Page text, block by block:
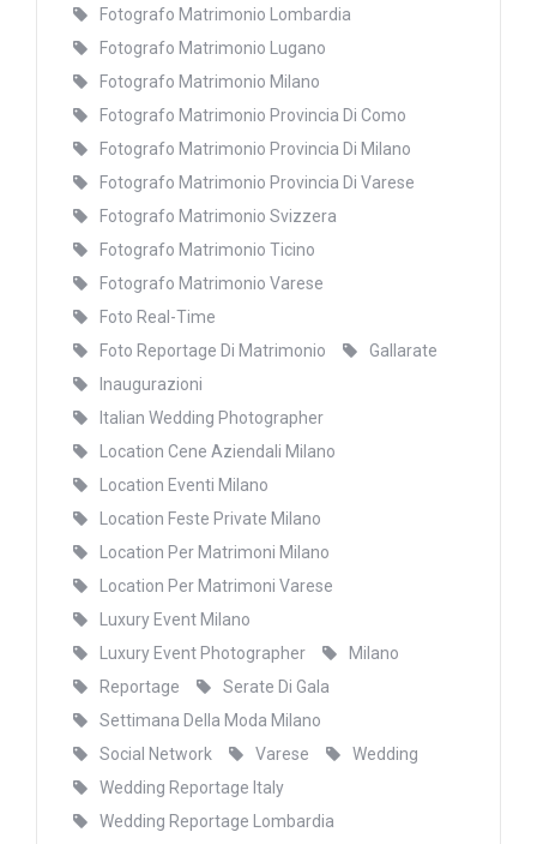
Fotografo Matrimonio Lombardia
Fotografo Matrimonio Lugano
Fotografo Matrimonio Milano
Fotografo Matrimonio Provincia Di Como
Fotografo Matrimonio Provincia Di Milano
Fotografo Matrimonio Provincia Di Varese
Fotografo Matrimonio Svizzera
Fotografo Matrimonio Ticino
Fotografo Matrimonio Varese
Foto Real-Time
Foto Reportage Di Matrimonio
Gallarate
Inaugurazioni
Italian Wedding Photographer
Location Cene Aziendali Milano
Location Eventi Milano
Location Feste Private Milano
Location Per Matrimoni Milano
Location Per Matrimoni Varese
Luxury Event Milano
Luxury Event Photographer
Milano
Reportage
Serate Di Gala
Settimana Della Moda Milano
Social Network
Varese
Wedding
Wedding Reportage Italy
Wedding Reportage Lombardia